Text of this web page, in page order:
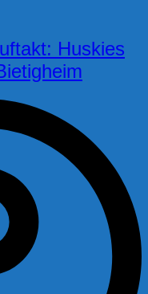
Huskies